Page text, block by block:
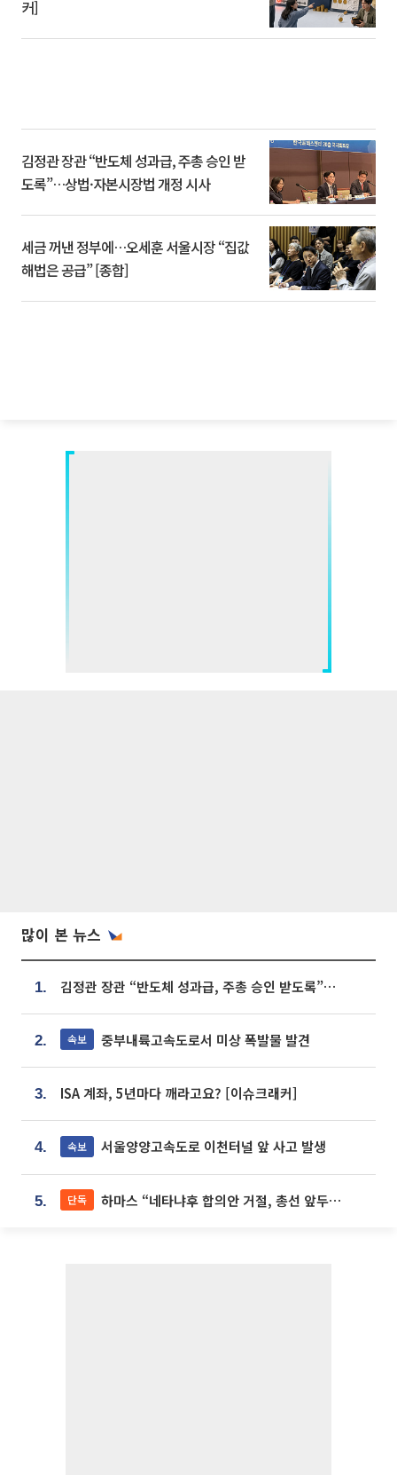
커]
김정관 장관 “반도체 성과급, 주총 승인 받
도록”…상법·자본시장법 개정 시사
세금 꺼낸 정부에…오세훈 서울시장 “집값
해법은 공급” [종합]
많이 본 뉴스
1. 김정관 장관 “반도체 성과급, 주총 승인 받도록”…상법·자본시장법 개정 시사
2. 속보 중부내륙고속도로서 미상 폭발물 발견
3. ISA 계좌, 5년마다 깨라고요? [이슈크래커]
4. 속보 서울양양고속도로 이천터널 앞 사고 발생
5. 단독 하마스 “네타냐후 합의안 거절, 총선 앞두고 시간 끌기”